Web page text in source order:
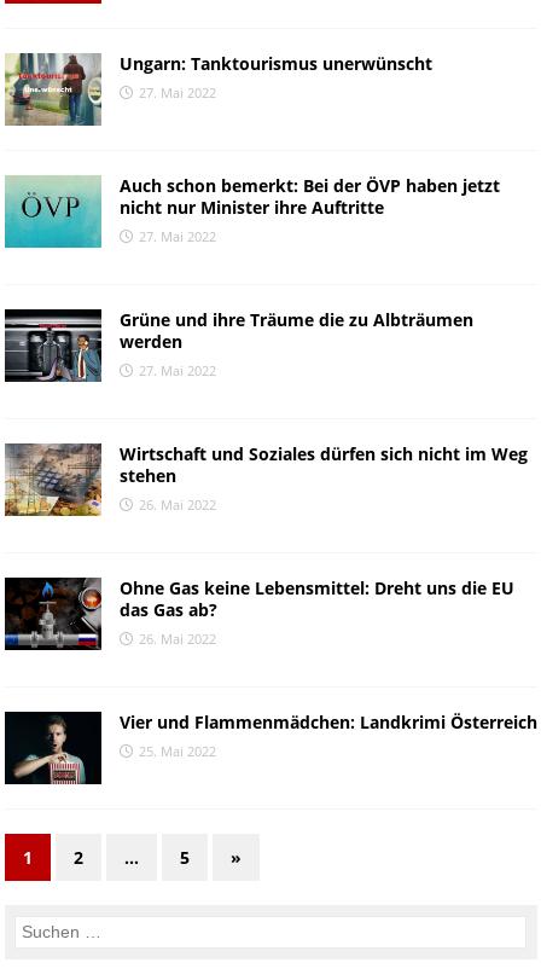
Ungarn: Tanktourismus unerwünscht
27. Mai 2022
Auch schon bemerkt: Bei der ÖVP haben jetzt
nicht nur Minister ihre Auftritte
27. Mai 2022
Grüne und ihre Träume die zu Albträumen
werden
27. Mai 2022
Wirtschaft und Soziales dürfen sich nicht im Weg
stehen
26. Mai 2022
Ohne Gas keine Lebensmittel: Dreht uns die EU
das Gas ab?
26. Mai 2022
Vier und Flammenmädchen: Landkrimi Österreich
25. Mai 2022
1 2 … 5 »